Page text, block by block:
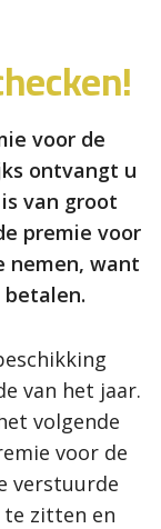
voor de
ontvangt u
van groot
premie voor
nemen, want
van het jaar.
volgende
voor de
verstuurde
zitten en